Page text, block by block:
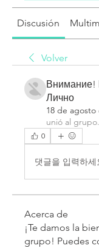
Discusión
Volver
Внимание!
Лично
18 de agosto
unió al grupo.
0
댓글을 입력하세
Acerca de
¡Te damos la
grupo! Puedes